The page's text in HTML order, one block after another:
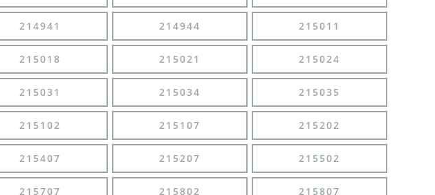
214941 214944 215011
215018 215021 215024
215031 215034 215035
215102 215107 215202
215407 215207 215502
215707 215802 215807